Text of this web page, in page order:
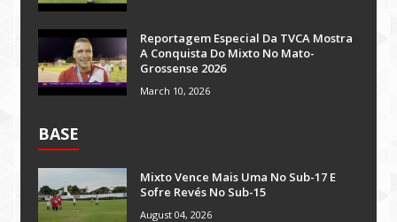
Reportagem Especial Da TVCA Mostra
A Conquista Do Mixto No Mato-
Grossense 2026
March 10, 2026
BASE
Mixto Vence Mais Uma No Sub-17 E
Sofre Revés No Sub-15
August 04, 2026